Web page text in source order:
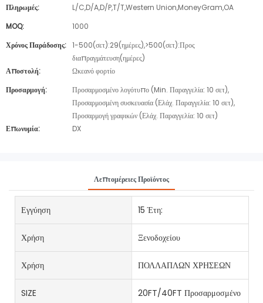
Πληρωμές:
L/C,D/A,D/P,T/T,Western Union,MoneyGram,OA
MOQ:
1000
Χρόνος Παράδοσης: 1-500(σετ):29(ημέρες),>500(σετ):Προς
διαπραγμάτευση(ημέρες)
Αποστολή:
Ωκεανό φορτίο
Προσαρμογή:
Προσαρμοσμένο λογότυπο (Min. Παραγγελία: 10 σετ),
Προσαρμοσμένη συσκευασία (Ελάχ. Παραγγελία: 10 σετ),
Προσαρμογή γραφικών (Ελάχ. Παραγγελία: 10 σετ)
Επωνυμία:
DX
Λεπτομέρειες Προϊόντος
Εγγύηση 15 Έτη:
Χρήση Ξενοδοχείου
Χρήση ΠΟΛΛΑΠΛΩΝ ΧΡΗΣΕΩΝ
SIZE 20FT/40FT Προσαρμοσμένο